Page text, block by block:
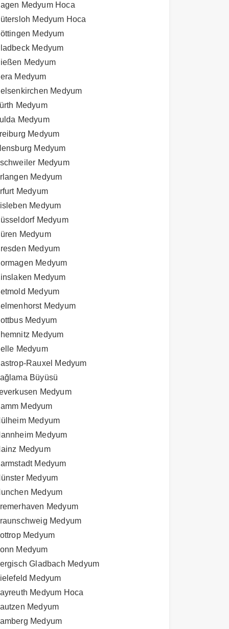
Medyum Hoca
Medyum Hoca
Medyum
Medyum
Medyum
Medyum
Medyum
Medyum
Medyum
Medyum
Medyum
Medyum
Medyum
Medyum
Medyum
Medyum
Medyum
Medyum
Medyum
Medyum
Medyum
Medyum
Medyum
Medyum
Medyum
Rauxel Medyum
Büyüsü
Medyum
Medyum
Medyum
Medyum
Medyum
Medyum
Medyum
Medyum
Medyum
Medyum
Medyum
Medyum
Gladbach Medyum
Medyum
Medyum Hoca
Medyum
Medyum